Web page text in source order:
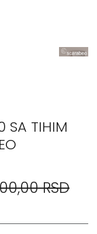
SA TIHIM
RSD